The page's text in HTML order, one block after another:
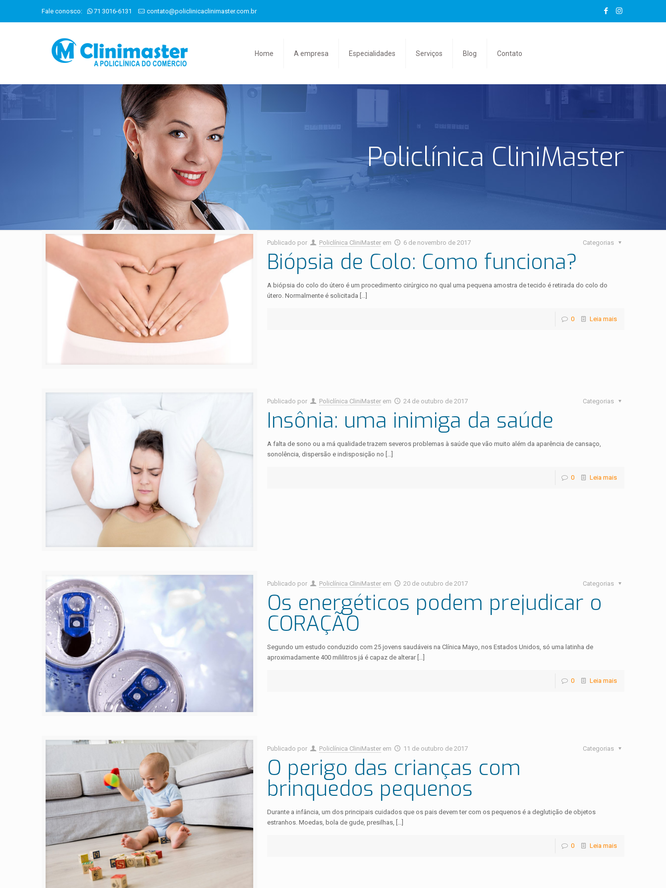
Fale conosco: 71 3016-6131 contato@policlinicaclinimaster.com.br
Home A empresa Especialidades Serviços Blog Contato
Policlínica CliniMaster
Publicado por Policlínica CliniMaster em 6 de novembro de 2017 Categorias
Biópsia de Colo: Como funciona?
A biópsia do colo do útero é um procedimento cirúrgico no qual uma pequena amostra de tecido é retirada do colo do
útero. Normalmente é solicitada […]
0 Leia mais
Publicado por Policlínica CliniMaster em 24 de outubro de 2017 Categorias
Insônia: uma inimiga da saúde
A falta de sono ou a má qualidade trazem severos problemas à saúde que vão muito além da aparência de cansaço,
sonolência, dispersão e indisposição no
0 Leia mais
Publicado por Policlínica CliniMaster em 20 de outubro de 2017 Categorias
Os energéticos podem prejudicar o
CORAÇÃO
Segundo um estudo conduzido com 25 jovens saudáveis na Clínica Mayo, nos Estados Unidos, só uma latinha de
aproximadamente 400 mililitros já é capaz de alterar[…]
0 Leia mais
Publicado por Policlínica CliniMaster em 11 de outubro de 2017 Categorias
O perigo das crianças com
brinquedos pequenos
Durante a infância, um dos principais cuidados que os pais devem ter com os pequenos é a deglutição de objetos
estranhos. Moedas, bola de gude, presilhas, […]
0 Leia mais